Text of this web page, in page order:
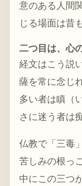
意のある人間
じる場面は昔
二つ目は、心
経文はこう説
薩を常に念じ
多い者は瞋（
さに迷う者は
仏教で「三毒
苦しみの根っ
中にこの三つ